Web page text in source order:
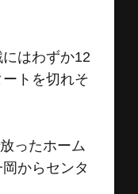
はわずか12
トを切れそ
ったホーム
からセンタ